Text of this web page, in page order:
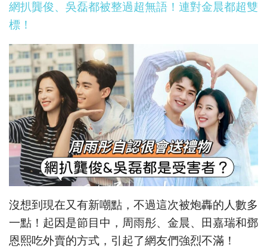
網扒龔俊、吳磊都被整過超無語！連對金晨都超雙
標！
沒想到現在又有新嘲點，不過這次被炮轟的人數多
一點！起因是節目中，周雨彤、金晨、田嘉瑞和鄧
恩熙吃外賣的方式，引起了網友們強烈不滿！